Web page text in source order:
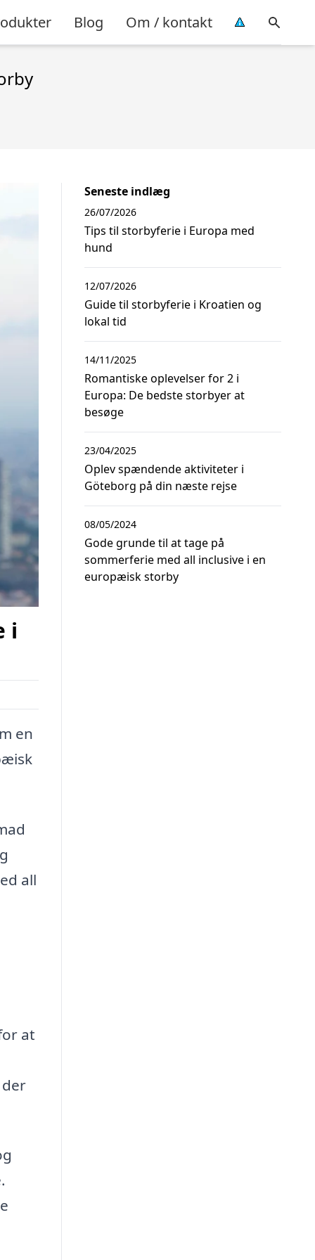
Blog Om / kontakt
i
en
all
at
Seneste indlæg
Tips til storbyferie i Europa med
hund
26/07/2026
Guide til storbyferie i Kroatien og
lokal tid
12/07/2026
Romantiske oplevelser for 2 i
Europa: De bedste storbyer at
besøge
14/11/2025
Oplev spændende aktiviteter i
Göteborg på din næste rejse
23/04/2025
Gode grunde til at tage på
sommerferie med all inclusive i en
europæisk storby
08/05/2024